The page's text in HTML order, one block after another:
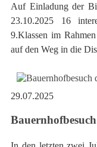
Auf Einladung der
23.10.2025 16
9.Klassen im
auf den Weg in die
29.07.2025